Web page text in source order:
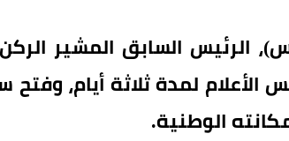
الرئيس السابق المشير
لمدة ثلاثة أيام، وفتح
الوطنية.